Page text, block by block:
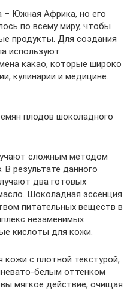
– Южная Африка, но его
по всему миру, чтобы
продукты. Для создания
используют
какао, которые широко
кулинарии и медицине.
плодов шоколадного
сложным методом
В результате данного
два готовых
Шоколадная эссенция
питательных веществ в
незаменимых
кислоты для кожи.
кожи с плотной текстурой,
белым оттенком
мягкое действие, очищая